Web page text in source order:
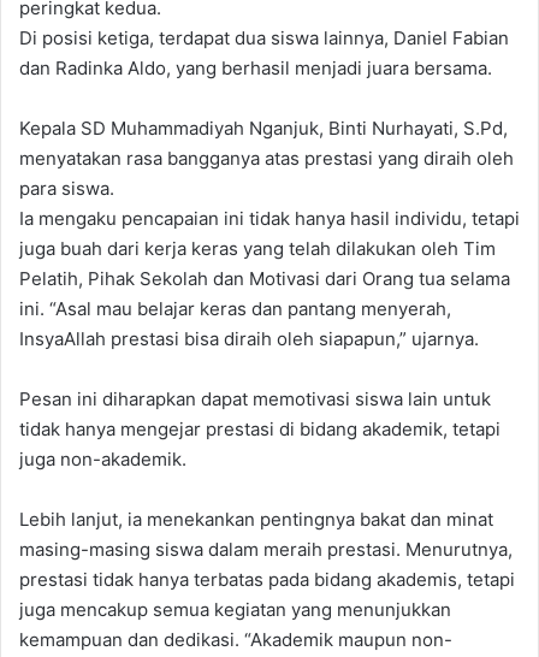
peringkat kedua.
Di posisi ketiga, terdapat dua siswa lainnya, Daniel Fabian
dan Radinka Aldo, yang berhasil menjadi juara bersama.
Kepala SD Muhammadiyah Nganjuk, Binti Nurhayati, S.Pd,
menyatakan rasa bangganya atas prestasi yang diraih oleh
para siswa.
Ia mengaku pencapaian ini tidak hanya hasil individu, tetapi
juga buah dari kerja keras yang telah dilakukan oleh Tim
Pelatih, Pihak Sekolah dan Motivasi dari Orang tua selama
ini. “Asal mau belajar keras dan pantang menyerah,
InsyaAllah prestasi bisa diraih oleh siapapun,” ujarnya.
Pesan ini diharapkan dapat memotivasi siswa lain untuk
tidak hanya mengejar prestasi di bidang akademik, tetapi
juga non-akademik.
Lebih lanjut, ia menekankan pentingnya bakat dan minat
masing-masing siswa dalam meraih prestasi. Menurutnya,
prestasi tidak hanya terbatas pada bidang akademis, tetapi
juga mencakup semua kegiatan yang menunjukkan
kemampuan dan dedikasi. “Akademik maupun non-